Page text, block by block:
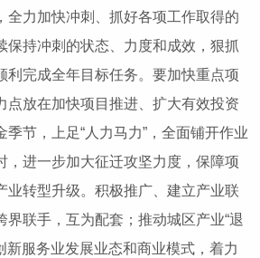
全力加快冲刺、抓好各项工作取得的
保持冲刺的状态、力度和成效，狠抓
利完成全年目标任务。要加快重点项
点放在加快项目推进、扩大有效投资
节，上足“人力马力”，全面铺开作业
，进一步加大征迁攻坚力度，保障项
业转型升级。积极推广、建立产业联
界联手，互为配套；推动城区产业“退
新服务业发展业态和商业模式，着力